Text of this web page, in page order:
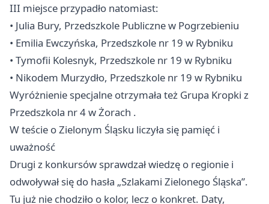
III miejsce przypadło natomiast:
• Julia Bury, Przedszkole Publiczne w Pogrzebieniu
• Emilia Ewczyńska, Przedszkole nr 19 w Rybniku
• Tymofii Kolesnyk, Przedszkole nr 19 w Rybniku
• Nikodem Murzydło, Przedszkole nr 19 w Rybniku
Wyróżnienie specjalne otrzymała też Grupa Kropki z
Przedszkola nr 4 wŻorach .
W teście o Zielonym Śląsku liczyła się pamięć i
uważność
Drugi z konkursów sprawdzał wiedzę o regionie i
odwoływał się do hasła „Szlakami Zielonego Śląska”.
Tu już nie chodziło o kolor, lecz o konkret. Daty,